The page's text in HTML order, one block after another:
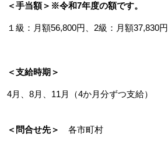
＜手当額＞※令和7年度の額です。
１級：月額56,800円、2級：月額37,830円
＜支給時期＞
4月、8月、11月（4か月分ずつ支給）
＜問合せ先＞ 各市町村